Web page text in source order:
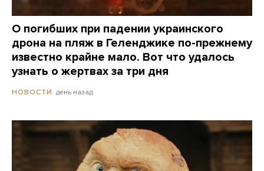
О погибших при падении украинского
дрона на пляж в Геленджике по-прежнему
известно крайне мало. Вот что удалось
узнать о жертвах за три дня
НОВОСТИ день назад